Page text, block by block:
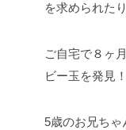
を求められた
ご自宅で８ヶ
ビー玉を発見！
5歳のお兄ち